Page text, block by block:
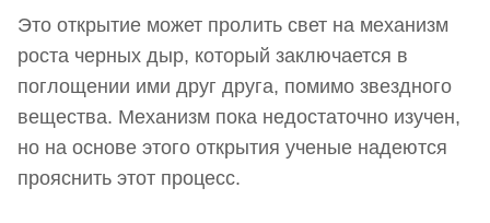
Это открытие может пролить свет на механизм
роста черных дыр, который заключается в
поглощении ими друг друга, помимо звездного
вещества. Механизм пока недостаточно изучен,
но на основе этого открытия ученые надеются
прояснить этот процесс.